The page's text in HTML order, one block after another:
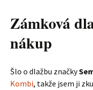
Zámková
nákup
Šlo o dlažbu značky
Kombi, takže jsem ji